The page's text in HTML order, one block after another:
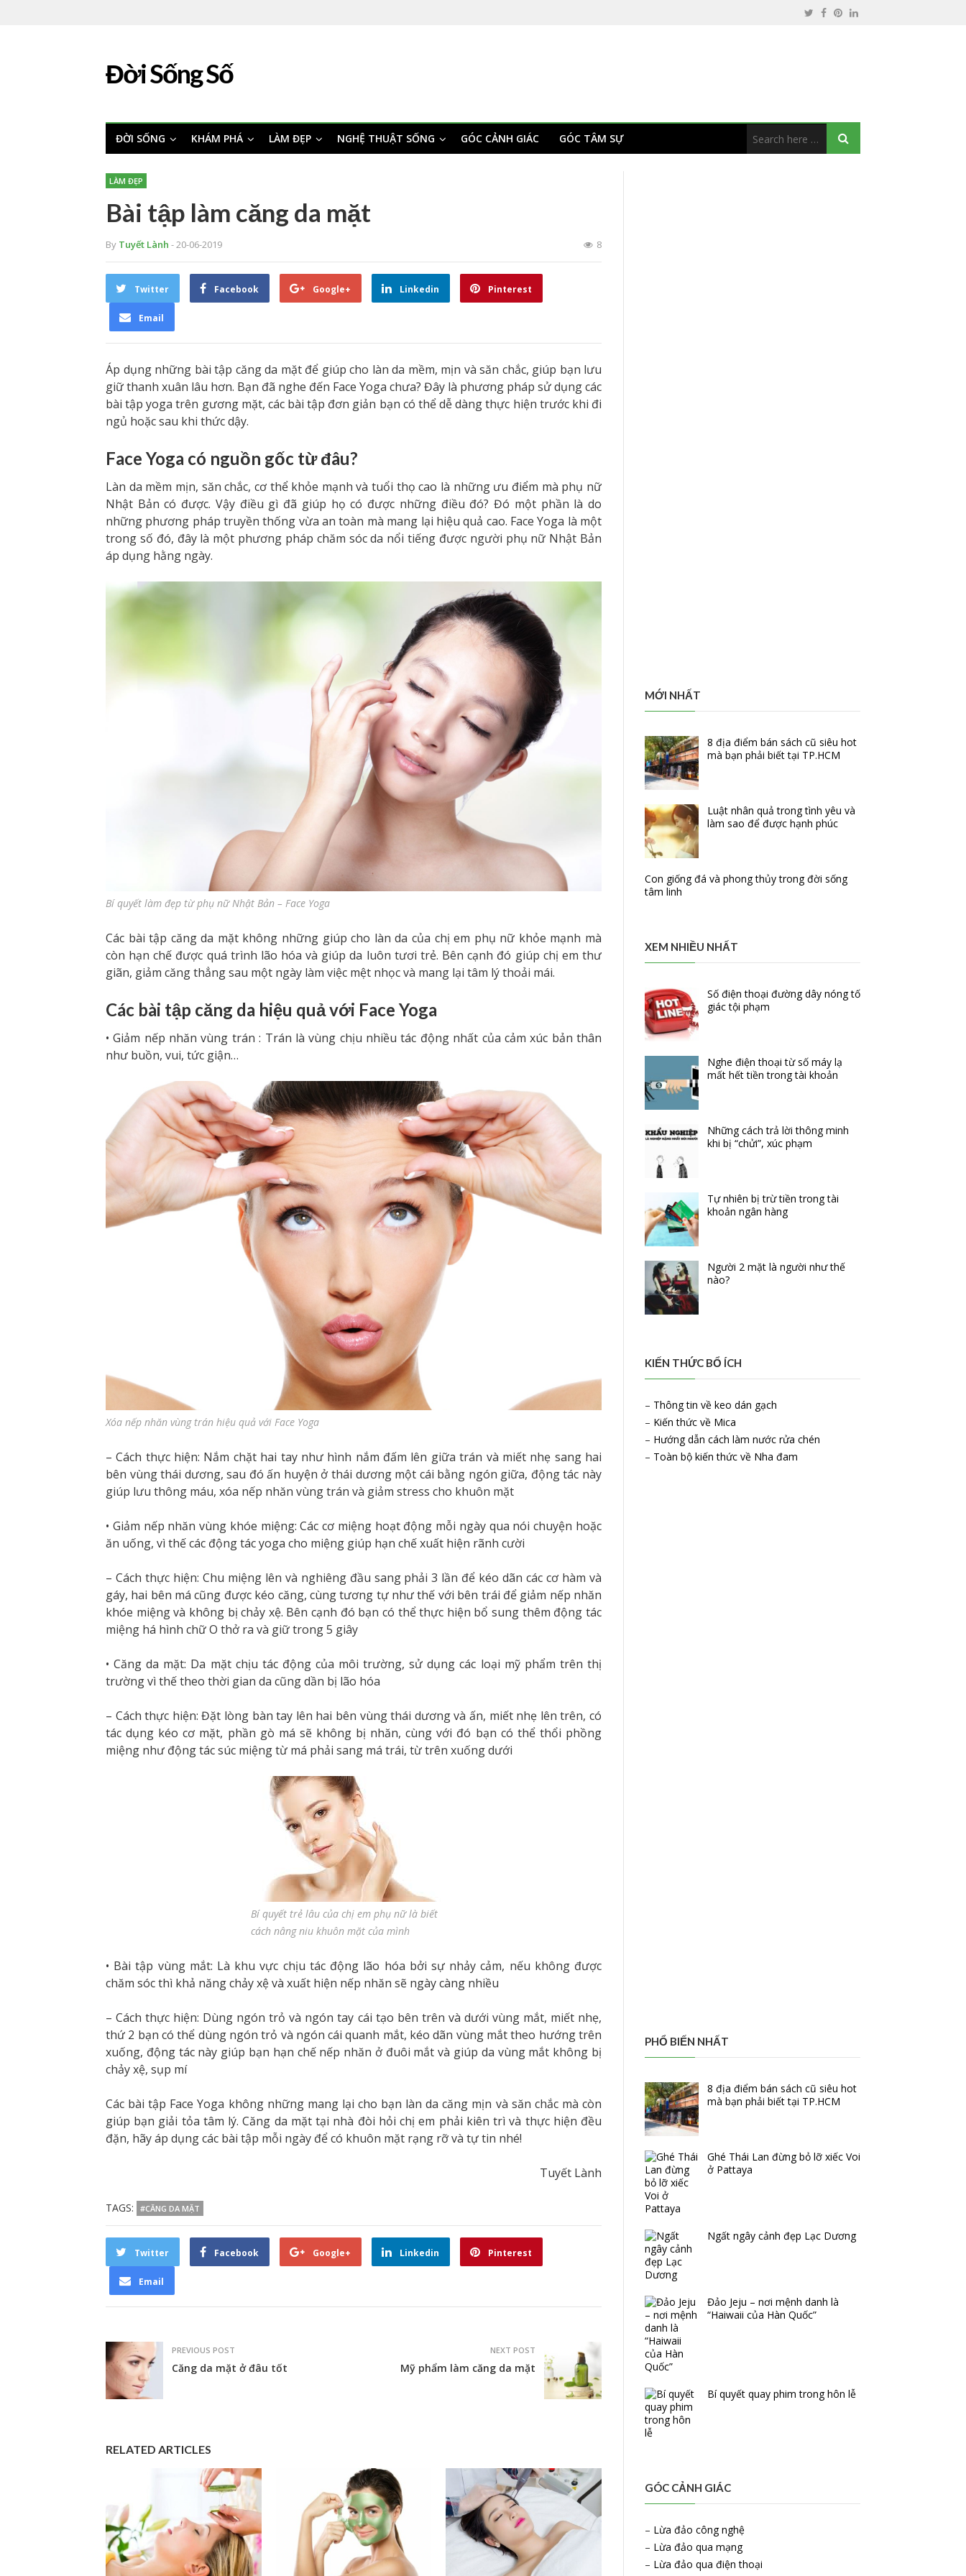
Đời Sống Số
ĐỜI SỐNG KHÁM PHÁ LÀM ĐẸP NGHỆ THUẬT SỐNG GÓC CẢNH GIÁC GÓC TÂM SỰ
LÀM ĐẸP
Bài tập làm căng da mặt
By Tuyết Lành - 20-06-2019 8
Twitter Facebook Google+ Linkedin Pinterest
Email
Áp dụng những bài tập căng da mặt để giúp cho làn da mềm, mịn và săn chắc, giúp bạn lưu
giữ thanh xuân lâu hơn. Bạn đã nghe đến Face Yoga chưa? Đây là phương pháp sử dụng các
bài tập yoga trên gương mặt, các bài tập đơn giản bạn có thể dễ dàng thực hiện trước khi đi
ngủ hoặc sau khi thức dậy.
Face Yoga có nguồn gốc từ đâu?
Làn da mềm mịn, săn chắc, cơ thể khỏe mạnh và tuổi thọ cao là những ưu điểm mà phụ nữ
Nhật Bản có được. Vậy điều gì đã giúp họ có được những điều đó? Đó một phần là do
những phương pháp truyền thống vừa an toàn mà mang lại hiệu quả cao. Face Yoga là một
trong số đó, đây là một phương pháp chăm sóc da nổi tiếng được người phụ nữ Nhật Bản
áp dụng hằng ngày.
Bí quyết làm đẹp từ phụ nữ Nhật Bản – Face Yoga
Các bài tập căng da mặt không những giúp cho làn da của chị em phụ nữ khỏe mạnh mà
còn hạn chế được quá trình lão hóa và giúp da luôn tươi trẻ. Bên cạnh đó giúp chị em thư
giãn, giảm căng thẳng sau một ngày làm việc mệt nhọc và mang lại tâm lý thoải mái.
Các bài tập căng da hiệu quả với Face Yoga
• Giảm nếp nhăn vùng trán : Trán là vùng chịu nhiều tác động nhất của cảm xúc bản thân
như buồn, vui, tức giận…
Xóa nếp nhăn vùng trán hiệu quả với Face Yoga
– Cách thực hiện: Nắm chặt hai tay như hình nắm đấm lên giữa trán và miết nhẹ sang hai
bên vùng thái dương, sau đó ấn huyện ở thái dương một cái bằng ngón giữa, động tác này
giúp lưu thông máu, xóa nếp nhăn vùng trán và giảm stress cho khuôn mặt
• Giảm nếp nhăn vùng khóe miệng: Các cơ miệng hoạt động mỗi ngày qua nói chuyện hoặc
ăn uống, vì thế các động tác yoga cho miệng giúp hạn chế xuất hiện rãnh cười
– Cách thực hiện: Chu miệng lên và nghiêng đầu sang phải 3 lần để kéo dãn các cơ hàm và
gáy, hai bên má cũng được kéo căng, cùng tương tự như thế với bên trái để giảm nếp nhăn
khóe miệng và không bị chảy xệ. Bên cạnh đó bạn có thể thực hiện bổ sung thêm động tác
miệng há hình chữ O thở ra và giữ trong 5 giây
• Căng da mặt: Da mặt chịu tác động của môi trường, sử dụng các loại mỹ phẩm trên thị
trường vì thế theo thời gian da cũng dần bị lão hóa
– Cách thực hiện: Đặt lòng bàn tay lên hai bên vùng thái dương và ấn, miết nhẹ lên trên, có
tác dụng kéo cơ mặt, phần gò má sẽ không bị nhăn, cùng với đó bạn có thể thổi phồng
miệng như động tác súc miệng từ má phải sang má trái, từ trên xuống dưới
Bí quyết trẻ lâu của chị em phụ nữ là biết
cách nâng niu khuôn mặt của mình
• Bài tập vùng mắt: Là khu vực chịu tác động lão hóa bởi sự nhảy cảm, nếu không được
chăm sóc thì khả năng chảy xệ và xuất hiện nếp nhăn sẽ ngày càng nhiều
– Cách thực hiện: Dùng ngón trỏ và ngón tay cái tạo bên trên và dưới vùng mắt, miết nhẹ,
thứ 2 bạn có thể dùng ngón trỏ và ngón cái quanh mắt, kéo dãn vùng mắt theo hướng trên
xuống, động tác này giúp bạn hạn chế nếp nhăn ở đuôi mắt và giúp da vùng mắt không bị
chảy xệ, sụp mí
Các bài tập Face Yoga không những mang lại cho bạn làn da căng mịn và săn chắc mà còn
giúp bạn giải tỏa tâm lý. Căng da mặt tại nhà đòi hỏi chị em phải kiên trì và thực hiện đều
đặn, hãy áp dụng các bài tập mỗi ngày để có khuôn mặt rạng rỡ và tự tin nhé!
Tuyết Lành
TAGS: #CĂNG DA MẶT
Twitter Facebook Google+ Linkedin Pinterest
Email
PREVIOUS POST
Căng da mặt ở đâu tốt
NEXT POST
Mỹ phẩm làm căng da mặt
RELATED ARTICLES
MỚI NHẤT
8 địa điểm bán sách cũ siêu hot
mà bạn phải biết tại TP.HCM
Luật nhân quả trong tình yêu và
làm sao để được hạnh phúc
Con giống đá và phong thủy trong đời sống
tâm linh
XEM NHIỀU NHẤT
Số điện thoại đường dây nóng tố
giác tội phạm
Nghe điện thoại từ số máy lạ
mất hết tiền trong tài khoản
Những cách trả lời thông minh
khi bị “chửi”, xúc phạm
Tự nhiên bị trừ tiền trong tài
khoản ngân hàng
Người 2 mặt là người như thế
nào?
KIẾN THỨC BỔ ÍCH
– Thông tin về keo dán gạch
– Kiến thức về Mica
– Hướng dẫn cách làm nước rửa chén
– Toàn bộ kiến thức về Nha đam
PHỔ BIẾN NHẤT
8 địa điểm bán sách cũ siêu hot
mà bạn phải biết tại TP.HCM
Ghé Thái Lan đừng bỏ lỡ xiếc Voi
ở Pattaya
Ngất ngây cảnh đẹp Lạc Dương
Đảo Jeju – nơi mệnh danh là
“Haiwaii của Hàn Quốc”
Bí quyết quay phim trong hôn lễ
GÓC CẢNH GIÁC
– Lừa đảo công nghệ
– Lừa đảo qua mạng
– Lừa đảo qua điện thoại